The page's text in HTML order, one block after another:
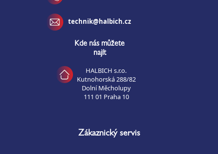
technik@halbich.cz
Kde nás můžete
najít
HALBICH s.r.o.
Kutnohorská 288/82
Dolní Měcholupy
111 01 Praha 10
Zákaznický servis